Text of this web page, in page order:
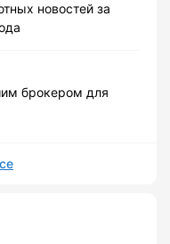
новостей за
брокером для